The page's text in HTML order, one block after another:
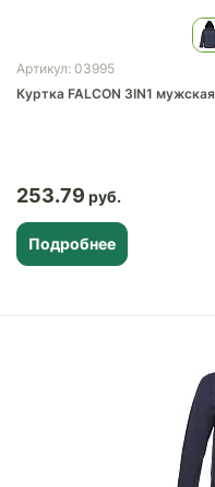
Артикул: 03995
Куртка FALCON 3IN1 мужская
253.79
Подробнее